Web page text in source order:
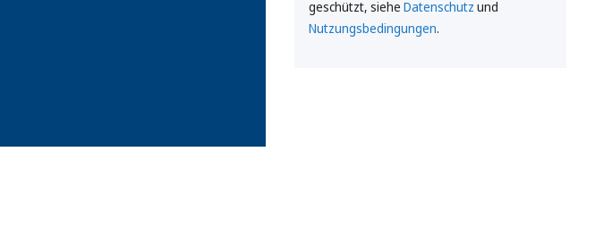
geschützt, siehe Datenschutz und
Nutzungsbedingungen.